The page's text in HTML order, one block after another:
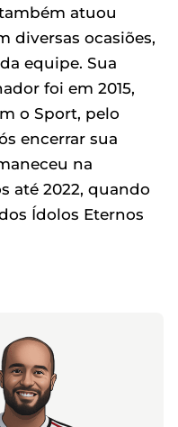
atuou
diversas ocasiões,
equipe. Sua
foi em 2015,
o Sport, pelo
encerrar sua
na
até 2022, quando
Ídolos Eternos